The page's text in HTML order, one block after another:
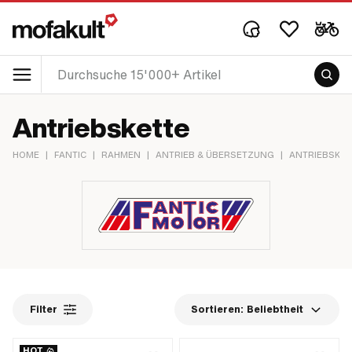
Antriebskette
HOME | FANTIC | RAHMEN | ANTRIEB & ÜBERSETZUNG |
Filter Sortieren: Beliebtheit